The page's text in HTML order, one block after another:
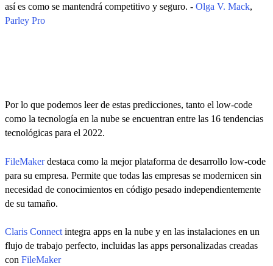
así es como se mantendrá competitivo y seguro. - Olga V. Mack,
Parley Pro
Por lo que podemos leer de estas predicciones, tanto el low-code
como la tecnología en la nube se encuentran entre las 16 tendencias
tecnológicas para el 2022.
FileMakerdestaca como la mejor plataforma de desarrollo low-code
para su empresa. Permite que todas las empresas se modernicen sin
necesidad de conocimientos en código pesado independientemente
de su tamaño.
Claris Connect integra apps en la nube y en las instalaciones en un
flujo de trabajo perfecto, incluidas las apps personalizadas creadas
con FileMaker